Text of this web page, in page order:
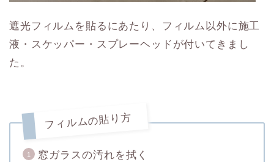
遮光フィルムを貼るにあたり、フィルム以外に施工
液・スケッパー・スプレーヘッドが付いてきまし
た。
フィルムの貼り方
窓ガラスの汚れを拭く